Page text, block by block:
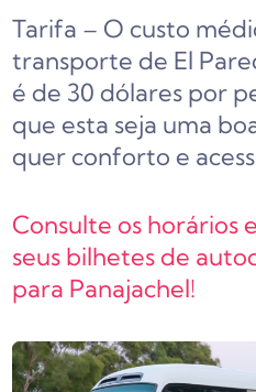
Tarifa – O custo
transporte de El
é de 30 dólares por
que esta seja uma
quer conforto e
Consulte os horários
seus bilhetes de
para Panajachel!